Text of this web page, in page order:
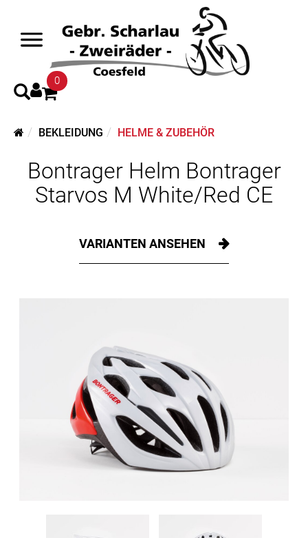
0
BEKLEIDUNG HELME & ZUBEHÖR
Bontrager Helm Bontrager
Starvos M White/Red CE
VARIANTEN ANSEHEN